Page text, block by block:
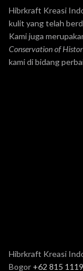
Hibrkraft Kreasi
kulit yang telah
Kami juga
Conservation of
kami di bidang
Hibrkraft Kreasi
Bogor +62 815